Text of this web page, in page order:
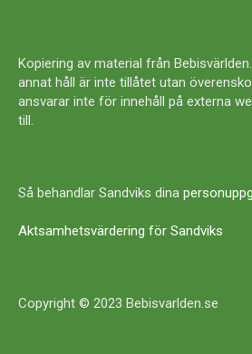
Kopiering av material från
annat håll är inte tillåtet utan
ansvarar inte för innehåll på externa
till.
Så behandlar Sandviks dina
Aktsamhetsvärdering för Sandviks
Copyright © 2023 Bebisvarlden.se